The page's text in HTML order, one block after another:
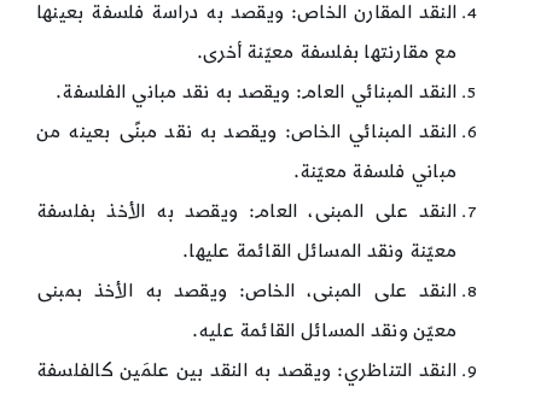
النقد المقارن الخاص: ويقصد به دراسة فلسفة بعينها
مع مقارنتها بفلسفة معيّنة أخرى.
النقد المبنائي العام: ويقصد به نقد مباني الفلسفة.
النقد المبنائي الخاص: ويقصد به نقد مبنًى بعينه من
مباني فلسفة معيّنة.
النقد على المبنى، العام: ويقصد به الأخذ بفلسفة
معيّنة ونقد المسائل القائمة عليها.
النقد على المبنى، الخاص: ويقصد به الأخذ بمبنى
معيّن ونقد المسائل القائمة عليه.
النقد التناظري: ويقصد به النقد بين علمَين كالفلسفة